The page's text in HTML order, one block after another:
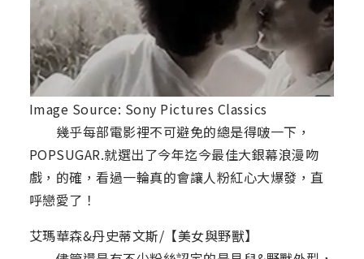
Image Source: Sony Pictures Classics
幾乎每部電影裡不可避免的總是得啵一下，
POPSUGAR.就選出了今年迄今最佳大銀幕浪漫吻
戲，的確，看過一輪真的會讓人粉紅心大爆發，直
呼戀愛了！
艾瑪華森&丹史蒂文斯/【美女與野獸】